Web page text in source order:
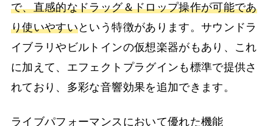
で、直感的なドラッグ＆ドロップ操作が可能であ
り使いやすいという特徴があります。サウンドラ
イブラリやビルトインの仮想楽器がもあり、これ
に加えて、エフェクトプラグインも標準で提供さ
れており、多彩な音響効果を追加できます。
ライブパフォーマンスにおいて優れた機能